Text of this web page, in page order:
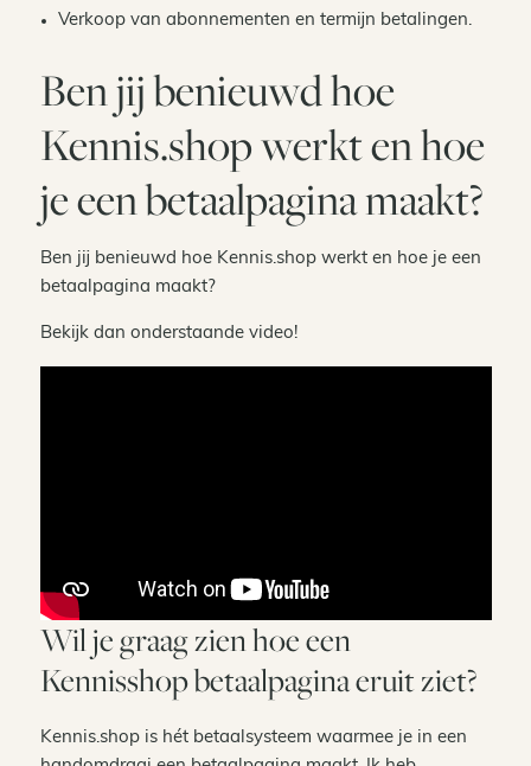
Verkoop van abonnementen en termijn betalingen.
Ben jij benieuwd hoe
Kennis.shop werkt en hoe
je een betaalpagina maakt?
Ben jij benieuwd hoe Kennis.shop werkt en hoe je een
betaalpagina maakt?
Bekijk dan onderstaande video!
Wil je graag zien hoe een
Kennisshop betaalpagina eruit ziet?
Kennis.shop is hét betaalsysteem waarmee je in een